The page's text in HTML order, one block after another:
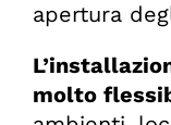
apertura
molto